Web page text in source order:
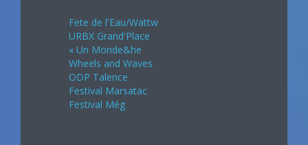
Fete de l'Eau/Wattw
URBX Grand'Place
« Un Monde&he
Wheels and Waves
ODP Talence
Festival Marsatac
Festival Még